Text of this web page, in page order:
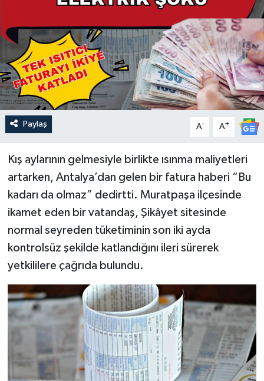
Paylaş A- A+
Kış aylarının gelmesiyle birlikte ısınma maliyetleri
artarken, Antalya’dan gelen bir fatura haberi “Bu
kadarı da olmaz” dedirtti. Muratpaşa ilçesinde
ikamet eden bir vatandaş, Şikâyet sitesinde
normal seyreden tüketiminin son iki ayda
kontrolsüz şekilde katlandığını ileri sürerek
yetkililere çağrıda bulundu.
Sağlık & Yaşam
Siyaset
Spor